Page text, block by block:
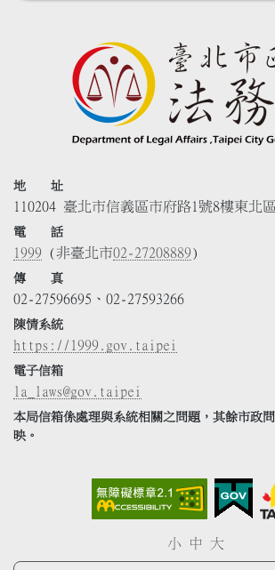
地 址
110204 臺北市信義區市府路1號8樓東北區
電 話
1999 (非臺北市02-27208889)
傳 真
02-27596695、02-27593266
陳情系統
https://1999.gov.taipei
電子信箱
la_laws@gov.taipei
本局信箱係處理與系統相關之問題，其餘市政
映。
小 中 大